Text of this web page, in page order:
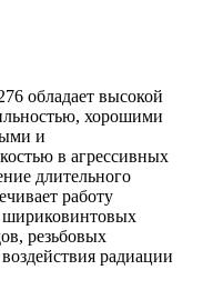
обладает высокой
хорошими
и
в агрессивных
длительного
работу
шириковинтовых
резьбовых
радиации